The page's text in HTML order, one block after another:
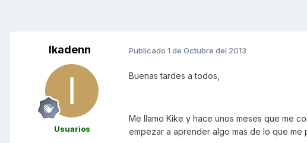
Ikadenn
Usuarios
Publicado 1 de Octubre del 2013
Buenas tardes a todos,
Me llamo Kike y hace unos meses que me
empezar a aprender algo mas de lo que me